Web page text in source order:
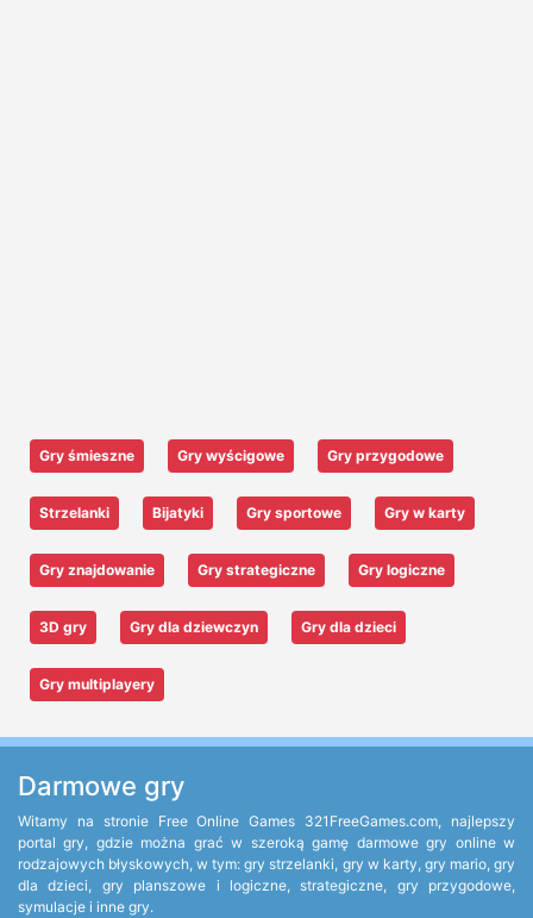
Gry śmieszne Gry wyścigowe Gry przygodowe
Strzelanki Bijatyki Gry sportowe Gry w karty
Gry znajdowanie Gry strategiczne Gry logiczne
3D gry Gry dla dziewczyn Gry dla dzieci
Gry multiplayery
Darmowe gry
Witamy na stronie Free Online Games 321FreeGames.com, najlepszy
portal gry, gdzie można grać w szeroką gamę darmowe gry online w
rodzajowych błyskowych, w tym: gry strzelanki, gry w karty, gry mario, gry
dla dzieci, gry planszowe i logiczne, strategiczne, gry przygodowe,
symulacje i inne gry.